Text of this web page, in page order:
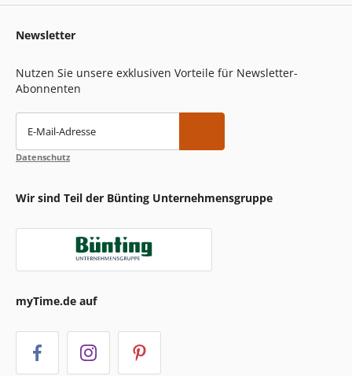
Newsletter
Nutzen Sie unsere exklusiven Vorteile für Newsletter-
Abonnenten
E-Mail-Adresse
Datenschutz
Wir sind Teil der Bünting Unternehmensgruppe
myTime.de auf